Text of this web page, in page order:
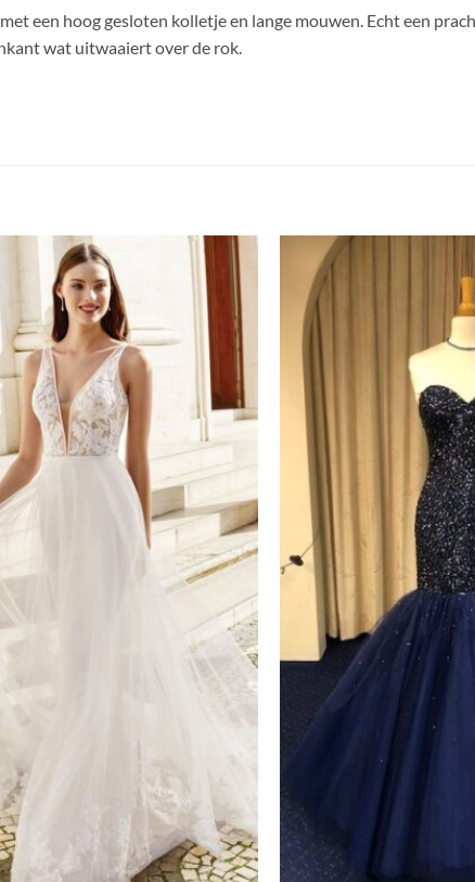
een hoog gesloten kolletje en lange mouwen. Echt een
wat uitwaaiert over de rok.
Toevoegen
aan
verlanglijst